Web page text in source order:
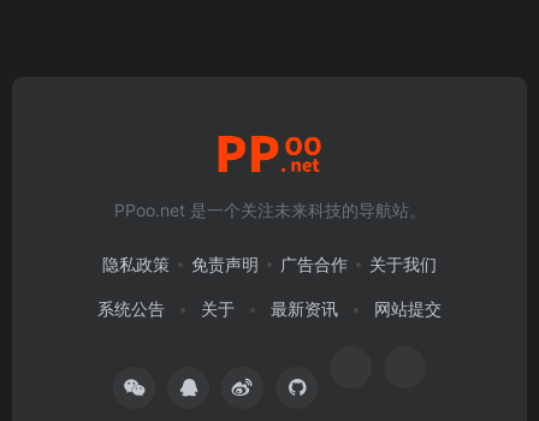
PPoo.net 是一个关注未来科技的导航站。
隐私政策 免责声明 广告合作 关于我们
系统公告 关于 最新资讯 网站提交